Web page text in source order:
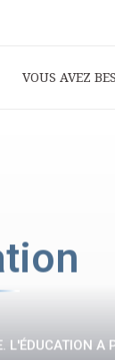
VOUS AVEZ
L'ÉDUCATION